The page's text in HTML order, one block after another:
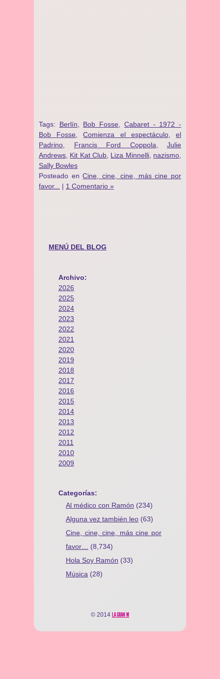
Tags: Berlín Bob Fosse
Cabaret - 1972 -
Bob Fosse ,Comienza el espectáculo,el
Padrino
Francis Ford Coppola
Julie
Andrews Kit Kat Club Liza Minnelli, nazismo
Sally Bowles
Posteado enCine, cine, cine, más cine por
favor...
| 1 Comentario »
MENÚ DEL BLOG
Archivo:
2026
2025
2024
2023
2022
2021
2020
2019
2018
2017
2016
2015
2014
2013
2012
2011
2010
2009
Categorías:
Al médico con Ramón (234)
Alguna vez también leo (63)
Cine, cine, cine, más cine por
favor…
(8,734)
Hola Soy Ramón (33)
Música (28)
© 2014 LA GRAN M